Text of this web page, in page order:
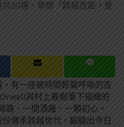
共20場，舉辦「跨越吉距・星
有一座被時間輕聲呼喚的吉
與村上春樹筆下描繪的
、一間酒廠、一顆初心。
傳承跨越世代，鍛鑄出今日